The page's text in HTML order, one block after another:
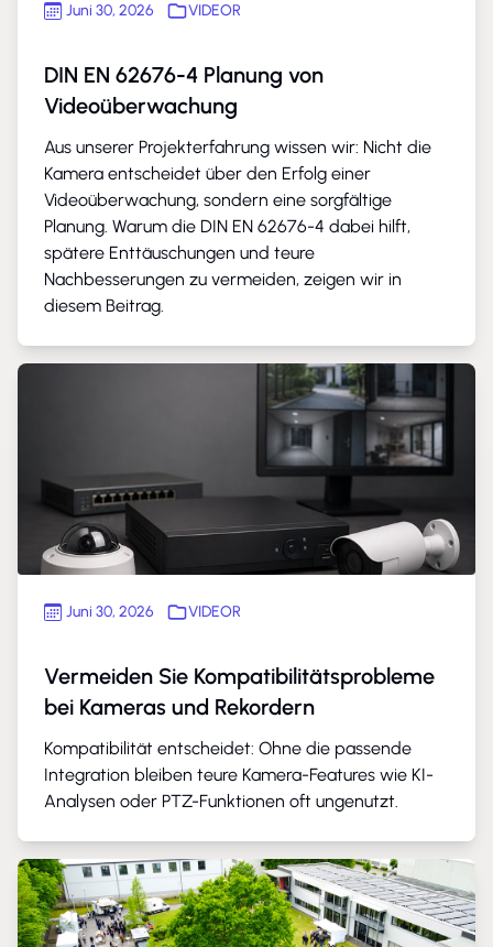
Juni 30, 2026 VIDEOR
DIN EN 62676-4 Planung von
Videoüberwachung
Aus unserer Projekterfahrung wissen wir: Nicht die
Kamera entscheidet über den Erfolg einer
Videoüberwachung, sondern eine sorgfältige
Planung. Warum die DIN EN 62676-4 dabei hilft,
spätere Enttäuschungen und teure
Nachbesserungen zu vermeiden, zeigen wir in
diesem Beitrag.
Juni 30, 2026 VIDEOR
Vermeiden Sie Kompatibilitätsprobleme
bei Kameras und Rekordern
Kompatibilität entscheidet: Ohne die passende
Integration bleiben teure Kamera-Features wie KI-
Analysen oder PTZ-Funktionen oft ungenutzt.